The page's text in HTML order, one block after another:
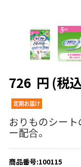
726 円 (税
おりものシー
ー配合。
商品番号:100115